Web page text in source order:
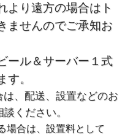
より遠方の場合はト
ませんのでご承知お
ール＆サーバー１式
す。
、配送、設置などのお
ください。
場合は、設置料として